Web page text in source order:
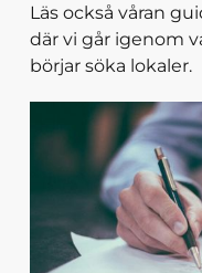
Läs också våran
där vi går igenom
börjar söka lokaler.